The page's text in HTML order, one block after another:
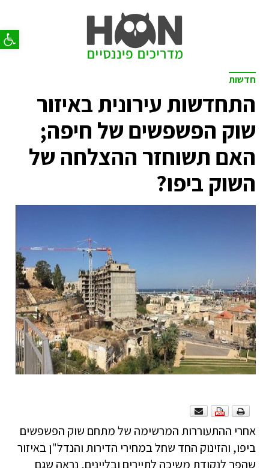
פתח
חדשות
התחדשות עירונית באיזור
שוק הפשפשים של חיפה;
האם תשוחזר ההצלחה של
השוק ביפו?
אחרי ההתעוררות המרשימה של מתחם שוק הפשפשים
ביפו, והזינוק החד שחל במחירי הדירות והנדל"ן באיזור
שהפך לנקודת משיכה לתיירים ובליינים, נראה שגם